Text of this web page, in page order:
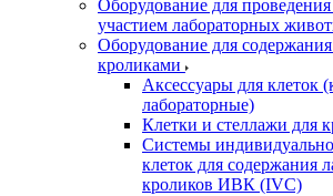
Оборудование для
участием лабораторных
Оборудование для
кроликами
Аксессуары для клеток
лабораторные)
Клетки и стеллажи для
Системы
клеток для содержания
кроликов ИВК (IVC)